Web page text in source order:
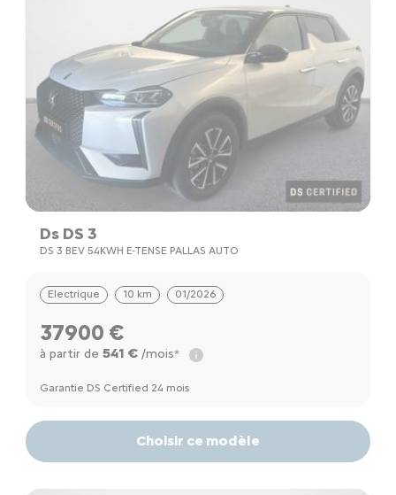
Ds DS 3
DS 3 BEV 54KWH E-TENSE PALLAS AUTO
Electrique 10 km 01/2026
37900 €
à partir de 541 €/mois*
Garantie DS Certified 24 mois
Choisir ce modèle